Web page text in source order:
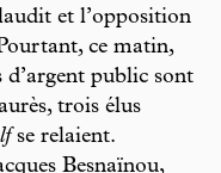
et l’opposition
ce matin,
d’argent public sont
trois élus
se relaient.
Besnaïnou,